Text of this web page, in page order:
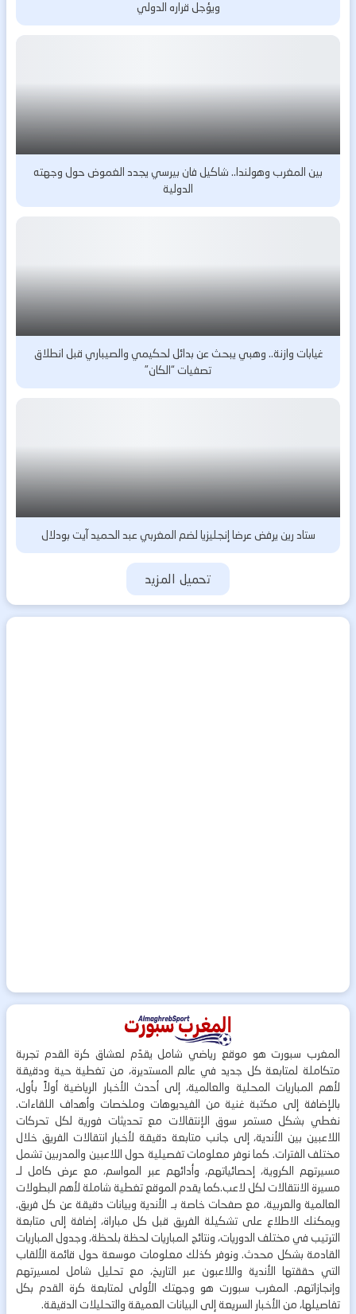
ويؤجل قراره الدولي
بين المغرب وهولندا.. شاكيل فان بيرسي يجدد الغموض حول وجهته
الدولية
غيابات وازنة.. وهبي يبحث عن بدائل لحكيمي والصيباري قبل انطلاق
تصفيات “الكان”
ستاد رين يرفض عرضا إنجليزيا لضم المغربي عبد الحميد آيت بودلال
تحميل المزيد
المغرب سبورت هو موقع رياضي شامل يقدّم لعشاق كرة القدم تجربة
متكاملة لمتابعة كل جديد في عالم المستديرة، من تغطية حية ودقيقة
لأهم المباريات المحلية والعالمية، إلى أحدث الأخبار الرياضية أولاً بأول،
بالإضافة إلى مكتبة غنية من الفيديوهات وملخصات وأهداف اللقاءات.
نغطي بشكل مستمر سوق الإنتقالات مع تحديثات فورية لكل تحركات
اللاعبين بين الأندية، إلى جانب متابعة دقيقة لأخبار انتقالات الفريق خلال
مختلف الفترات. كما نوفر معلومات تفصيلية حول اللاعبين والمدربين تشمل
مسيرتهم الكروية، إحصائياتهم، وأدائهم عبر المواسم، مع عرض كامل لـ
مسيرة الانتقالات لكل لاعب.كما يقدم الموقع تغطية شاملة لأهم البطولات
العالمية والعربية، مع صفحات خاصة بـ الأندية وبيانات دقيقة عن كل فريق.
ويمكنك الاطلاع على تشكيلة الفريق قبل كل مباراة، إضافة إلى متابعة
الترتيب في مختلف الدوريات، ونتائج المباريات لحظة بلحظة، وجدول المباريات
القادمة بشكل محدث. ونوفر كذلك معلومات موسعة حول قائمة الألقاب
التي حققتها الأندية واللاعبون عبر التاريخ، مع تحليل شامل لمسيرتهم
وإنجازاتهم. المغرب سبورت هو وجهتك الأولى لمتابعة كرة القدم بكل
تفاصيلها، من الأخبار السريعة إلى البيانات العميقة والتحليلات الدقيقة.